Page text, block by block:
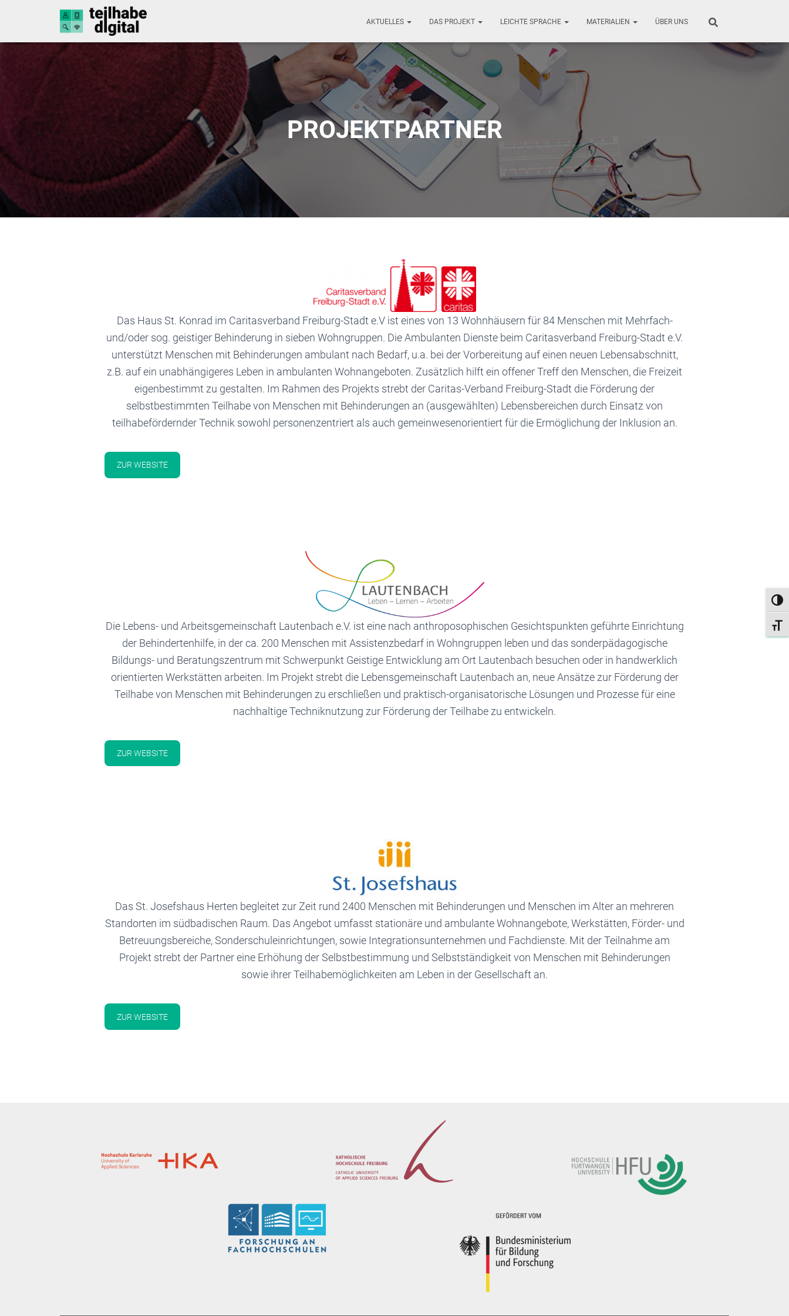
AKTUELLES DAS PROJEKT LEICHTE SPRACHE MATERIALIEN ÜBER UNS
PROJEKTPARTNER
Das Haus St. Konrad im Caritasverband Freiburg-Stadt e.V ist eines von 13 Wohnhäusern für 84 Menschen mit Mehrfach-
und/oder sog. geistiger Behinderung in sieben Wohngruppen. Die Ambulanten Dienste beim Caritasverband Freiburg-Stadt e.V.
unterstützt Menschen mit Behinderungen ambulant nach Bedarf, u.a. bei der Vorbereitung auf einen neuen Lebensabschnitt,
z.B. auf ein unabhängigeres Leben in ambulanten Wohnangeboten. Zusätzlich hilft ein offener Treff den Menschen, die Freizeit
eigenbestimmt zu gestalten. Im Rahmen des Projekts strebt der Caritas-Verband Freiburg-Stadt die Förderung der
selbstbestimmten Teilhabe von Menschen mit Behinderungen an (ausgewählten) Lebensbereichen durch Einsatz von
teilhabefördernder Technik sowohl personenzentriert als auch gemeinwesenorientiert für die Ermöglichung der Inklusion an.
ZUR WEBSITE
Die Lebens- und Arbeitsgemeinschaft Lautenbach e.V. ist eine nach anthroposophischen Gesichtspunkten geführte Einrichtung
der Behindertenhilfe, in der ca. 200 Menschen mit Assistenzbedarf in Wohngruppen leben und das sonderpädagogische
Bildungs- und Beratungszentrum mit Schwerpunkt Geistige Entwicklung am Ort Lautenbach besuchen oder in handwerklich
orientierten Werkstätten arbeiten. Im Projekt strebt die Lebensgemeinschaft Lautenbach an, neue Ansätze zur Förderung der
Teilhabe von Menschen mit Behinderungen zu erschließen und praktisch-organisatorische Lösungen und Prozesse für eine
nachhaltige Techniknutzung zur Förderung der Teilhabe zu entwickeln.
ZUR WEBSITE
Das St. Josefshaus Herten begleitet zur Zeit rund 2400 Menschen mit Behinderungen und Menschen im Alter an mehreren
Standorten im südbadischen Raum. Das Angebot umfasst stationäre und ambulante Wohnangebote, Werkstätten, Förder- und
Betreuungsbereiche, Sonderschuleinrichtungen, sowie Integrationsunternehmen und Fachdienste. Mit der Teilnahme am
Projekt strebt der Partner eine Erhöhung der Selbstbestimmung und Selbstständigkeit von Menschen mit Behinderungen
sowie ihrer Teilhabemöglichkeiten am Leben in der Gesellschaft an.
ZUR WEBSITE